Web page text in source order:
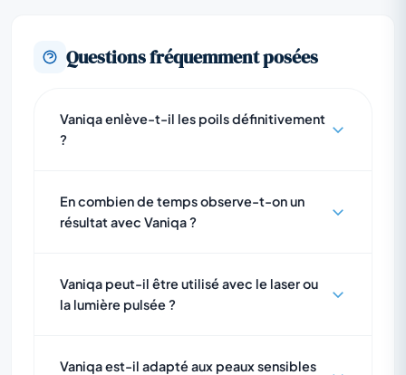
Questions fréquemment posées
Vaniqa enlève-t-il les poils définitivement
?
En combien de temps observe-t-on un
résultat avec Vaniqa ?
Vaniqa peut-il être utilisé avec le laser ou
la lumière pulsée ?
Vaniqa est-il adapté aux peaux sensibles